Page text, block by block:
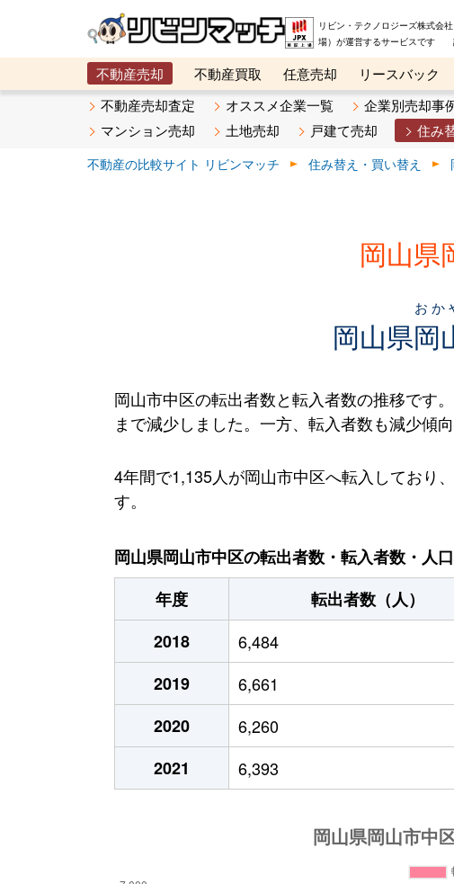
リビン・テクノロジーズ株式会
場）が運営するサービスです
不動産売却 不動産買取 任意売却 リースバック
メタ住宅展示場
ベスト不動産カンパニー オンライン
不動産売却査定 オススメ企業一覧 企業別売却事
マンション売却
土地売却 戸建て売却 住み
不動産の比較サイト リビンマッチ 住み替え・買い替え
岡山県
岡山県岡
おか
岡山市中区の転出者数と転入者数の推移です
まで減少しました。一方、転入者数も減少傾
4年間で1,135人が岡山市中区へ転入しており
す。
岡山県岡山市中区の転出者数・転入者数・人
年度
転出者数（人）
2018
6,484
2019
6,661
2020
6,260
2021
6,393